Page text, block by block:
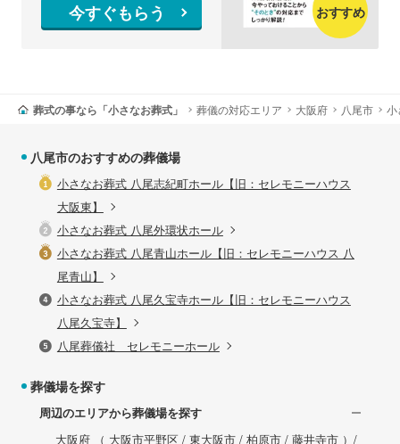
今すぐもらう おすすめ
葬式の事なら「小さなお葬式」 葬儀の対応エリア 大阪府 八尾市 小
八尾市のおすすめの葬儀場
小さなお葬式 八尾志紀町ホール【旧：セレモニーハウス
大阪東】
小さなお葬式 八尾外環状ホール
小さなお葬式 八尾青山ホール【旧：セレモニーハウス 八
尾青山】
小さなお葬式 八尾久宝寺ホール【旧：セレモニーハウス
八尾久宝寺】
八尾葬儀社 セレモニーホール
葬儀場を探す
周辺のエリアから葬儀場を探す
大阪府（ 大阪市平野区 / 東大阪市/ 柏原市/ 藤井寺市）/